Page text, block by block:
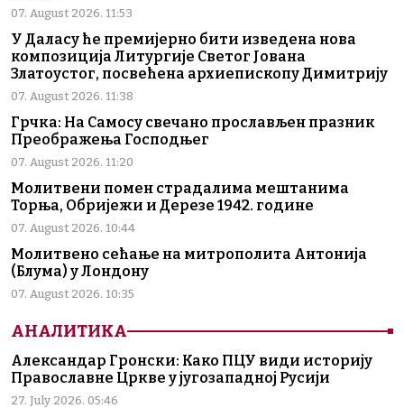
07. August 2026. 11:53
У Даласу ће премијерно бити изведена нова
композиција Литургије Светог Јована
Златоустог, посвећена архиепископу Димитрију
07. August 2026. 11:38
Грчка: На Самосу свечано прослављен празник
Преображења Господњег
07. August 2026. 11:20
Молитвени помен страдалима мештанима
Торња, Обријежи и Дерезе 1942. године
07. August 2026. 10:44
Молитвено сећање на митрополита Антонија
(Блума) у Лондону
07. August 2026. 10:35
АНАЛИТИКА
Александар Гронски: Како ПЦУ види историју
Православне Цркве у југозападној Русији
27. July 2026. 05:46